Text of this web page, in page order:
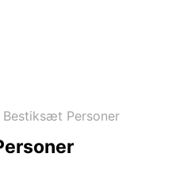
Bestiksæt Personer